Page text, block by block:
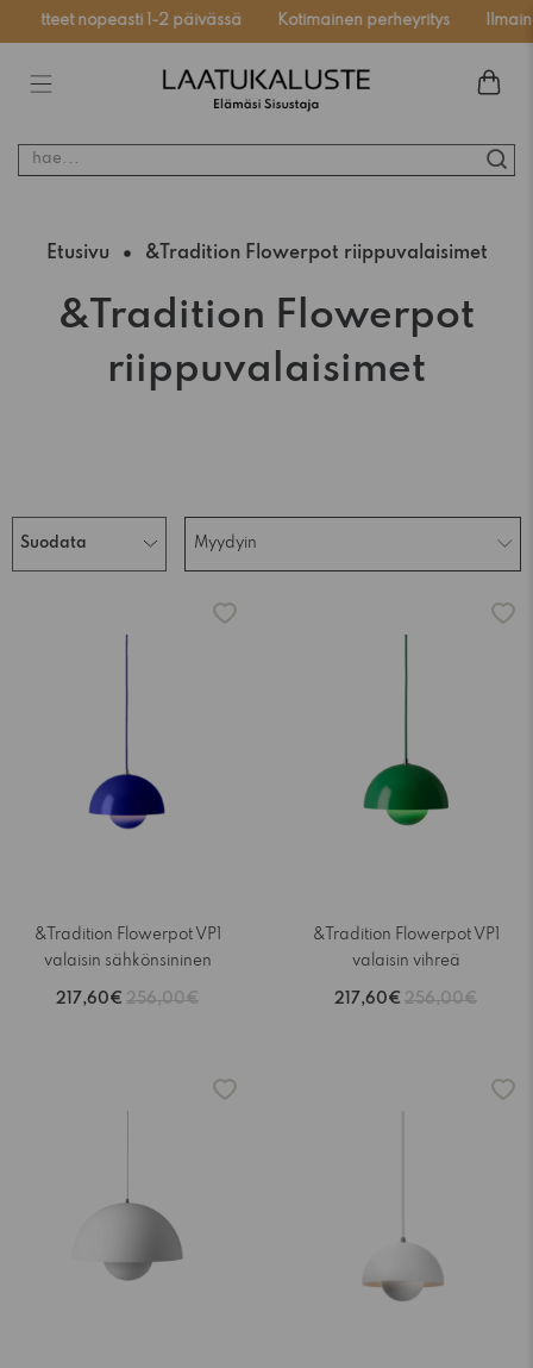
nopeasti 1-2 päivässä Kotimainen perheyritys
hae...
Etusivu &Tradition Flowerpot riippuvalaisimet
&Tradition Flowerpot
riippuvalaisimet
Suodata Myydyin
&Tradition Flowerpot VP1
valaisin sähkönsininen
217,60€ 256,00€
&Tradition Flowerpot VP1
valaisin vihreä
217,60€ 256,00€